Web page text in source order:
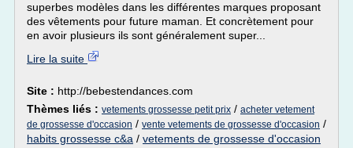
superbes modèles dans les différentes marques proposant
des vêtements pour future maman. Et concrètement pour
en avoir plusieurs ils sont généralement super...
Lire la suite
Site : http://bebestendances.com
Thèmes liés : vetements grossesse petit prix / acheter vetement
de grossesse d'occasion / vente vetements de grossesse d'occasion /
habits grossesse c&a / vetements de grossesse d'occasion